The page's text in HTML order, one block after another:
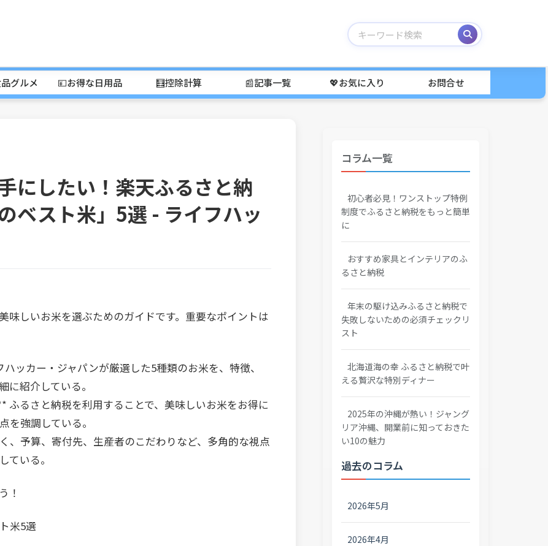
グルメ 💴お得な日用品 🧮控除計算 📰記事一覧 💖お気に入り お問合せ
にしたい！楽天ふるさと納
ベスト米」5選 - ライフハッ
味しいお米を選ぶためのガイドです。重要なポイントは
ッカー・ジャパンが厳選した5種類のお米を、特徴、
紹介している。
ふるさと納税を利用することで、美味しいお米をお得に
を強調している。
、予算、寄付先、生産者のこだわりなど、多角的な視点
ている。
！
米5選
コラム一覧
初心者必見！ワンストップ特例
制度でふるさと納税をもっと簡単
に
おすすめ家具とインテリアのふ
るさと納税
年末の駆け込みふるさと納税で
失敗しないための必須チェックリ
スト
北海道海の幸 ふるさと納税で叶
える贅沢な特別ディナー
2025年の沖縄が熱い！ジャング
リア沖縄、開業前に知っておきた
い10の魅力
過去のコラム
2026年5月
2026年4月